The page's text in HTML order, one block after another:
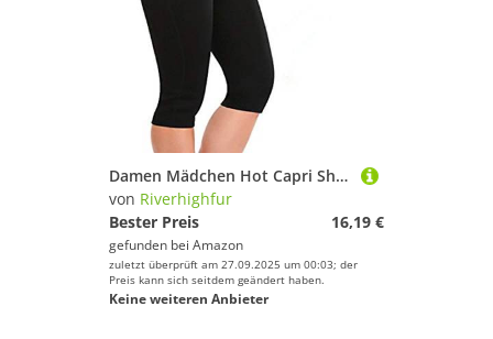
Damen Mädchen Hot Capri Shapers Pants Schwitzhose Fitnesshose Training Capri Schlank Hose Neopren
von Riverhighfur
Bester Preis
16,19 €
gefunden bei Amazon
zuletzt überprüft am 27.09.2025 um 00:03; der
Preis kann sich seitdem geändert haben.
Keine weiteren Anbieter